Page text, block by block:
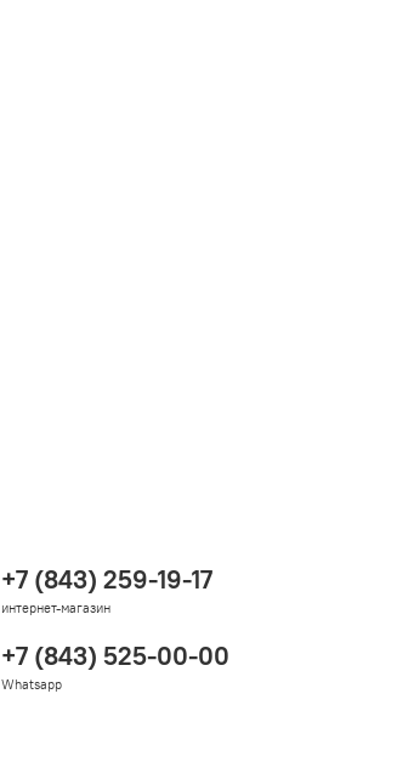
+7 (843) 259-19-17
интернет-магазин
+7 (843) 525-00-00
Whatsapp